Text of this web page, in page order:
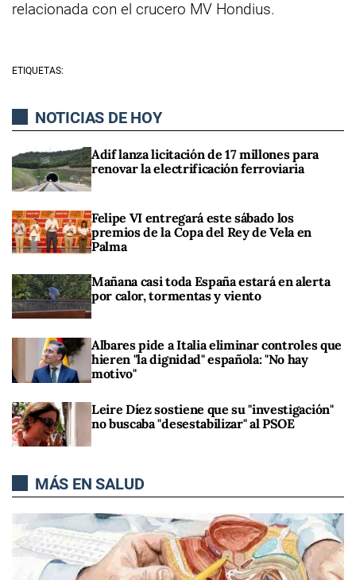
relacionada con el crucero MV Hondius.
ETIQUETAS:
NOTICIAS DE HOY
Adif lanza licitación de 17 millones para
renovar la electrificación ferroviaria
Felipe VI entregará este sábado los
premios de la Copa del Rey de Vela en
Palma
Mañana casi toda España estará en alerta
por calor, tormentas y viento
Albares pide a Italia eliminar controles que
hieren "la dignidad" española: "No hay
motivo"
Leire Díez sostiene que su "investigación"
no buscaba "desestabilizar" al PSOE
MÁS EN SALUD